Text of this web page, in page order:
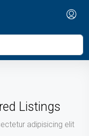
Listings
adipisicing elit